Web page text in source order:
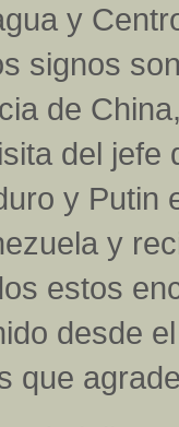
y
signos
de
del jefe
y Putin
y
estos
desde
que